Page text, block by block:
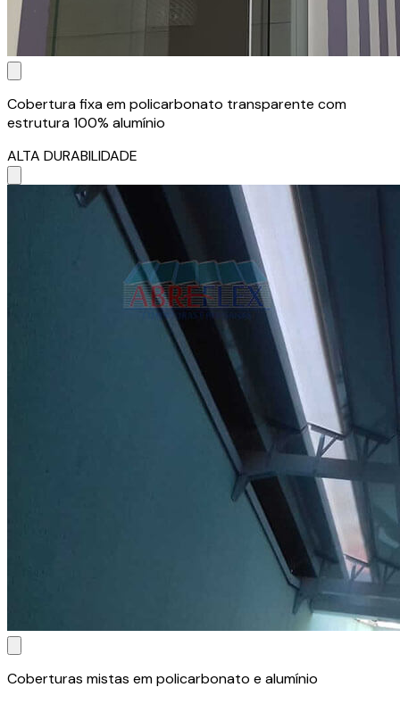
Cobertura fixa em policarbonato transparente com
estrutura 100% alumínio
ALTA DURABILIDADE
Coberturas mistas em policarbonato e alumínio